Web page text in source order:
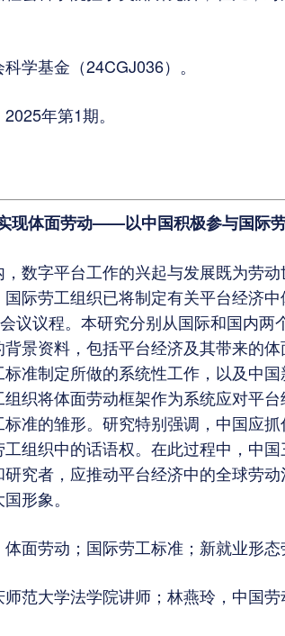
学基金（24CGJ036）。
年第1期。
现体面劳动——以中国积极参与国际
，数字平台工作的兴起与发展既为劳
际劳工组织已将制定有关平台经济
议议程。本研究分别从国际和国内两
景资料，包括平台经济及其带来的
准制定所做的系统性工作，以及中
织将体面劳动框架作为系统应对平
准的雏形。研究特别强调，中国应
组织中的话语权。在此过程中，中
究者，应推动平台经济中的全球劳
形象。
体面劳动；国际劳工标准；新就业形
师范大学法学院讲师；林燕玲，中国